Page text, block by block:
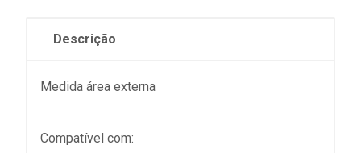
Descrição
Medida área externa
Compatível com: